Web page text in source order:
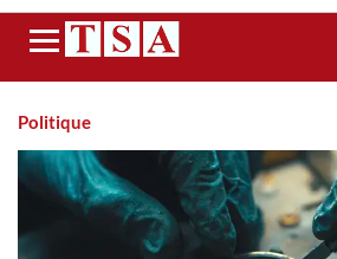
Menu
Politique